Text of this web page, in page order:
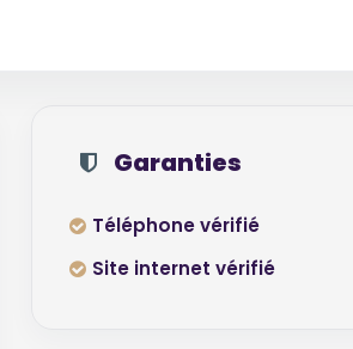
Garanties
Téléphone vérifié
Site internet vérifié